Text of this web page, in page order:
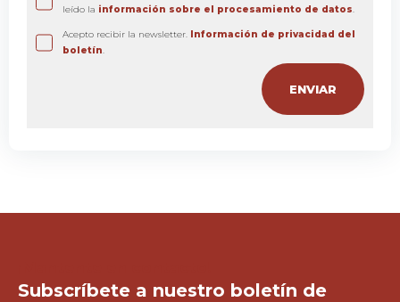
leído la información sobre el procesamiento de datos
Acepto recibir la newsletter. Información de privacidad del
boletín
Subscríbete a nuestro boletín de